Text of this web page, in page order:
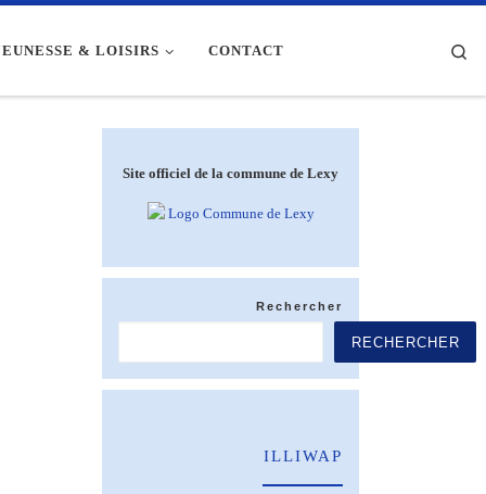
& LOISIRS CONTACT
Site officiel de la commune de Lexy
Rechercher
RECHERCHER
ILLIWAP